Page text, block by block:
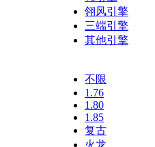
翎风引擎
三端引擎
其他引擎
不限
1.76
1.80
1.85
复古